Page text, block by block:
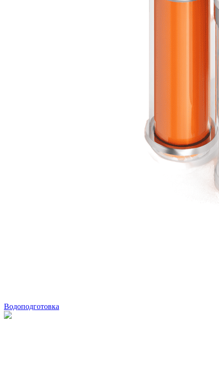
Водоподготовка